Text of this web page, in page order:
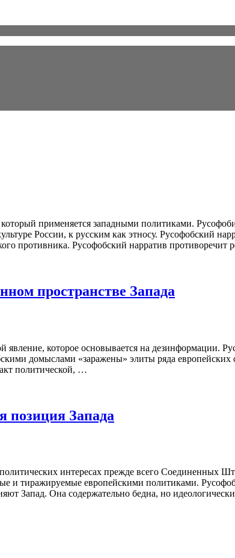
применяется западными политиками.
России, к русским как этносу. Русофобский
противника. Русофобский нарратив противоречит
пространстве Запада
явление, которое основывается на дезинформации.
домыслами «заражены» элиты ряда европейских
политической, …
позиция Запада
интересах прежде всего Соединенных
тиражи­руемые европейскими политиками.
Запад. Она содержа­тельно бедна, но